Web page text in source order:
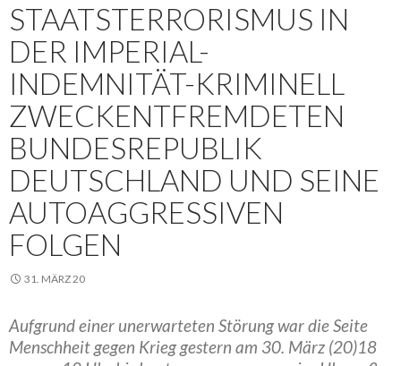
STAATSTERRORISMUS IN
DER IMPERIAL-
INDEMNITÄT-KRIMINELL
ZWECKENTFREMDETEN
BUNDESREPUBLIK
DEUTSCHLAND UND SEINE
AUTOAGGRESSIVEN
FOLGEN
31. MÄRZ 20
Aufgrund einer unerwarteten Störung war die Seite
Menschheit gegen Krieg gestern am 30. März (20)18